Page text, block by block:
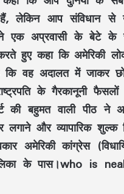
लेकिन आप संविधान से
एक अप्रवासी के बेटे
हुए कहा कि अमेरिकी
वह अदालत में जाकर छोटे
के गैरकानूनी फैसलों
की बहुमत वाली पीठ
और व्यापारिक शुल्क
अमेरिकी कांग्रेस
के पास।who is